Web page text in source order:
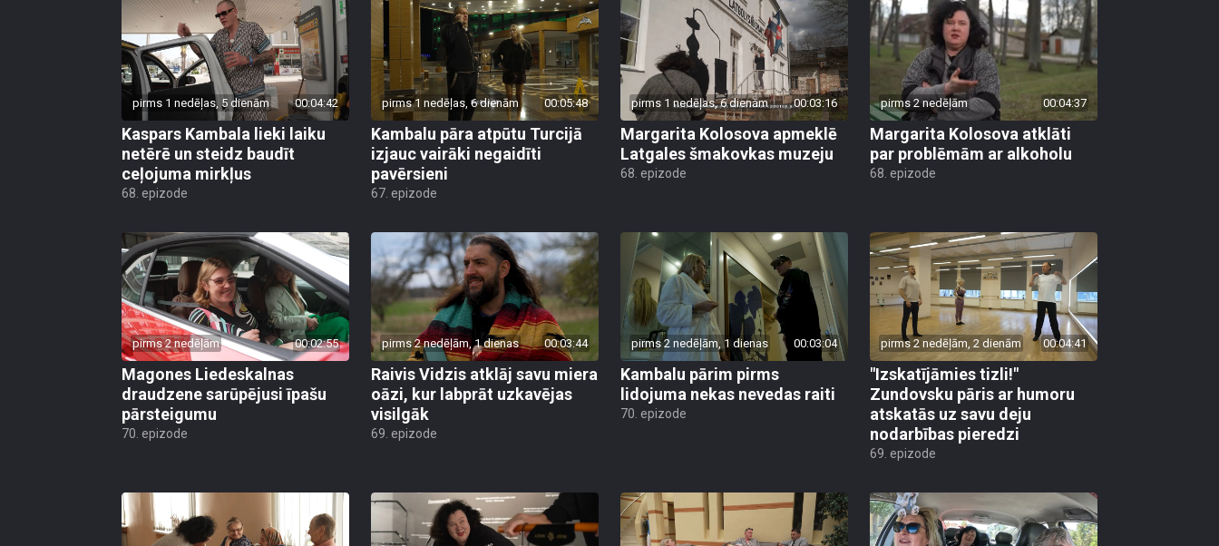
pirms 1 nedēļas, 5 dienām 00:04:42
Kaspars Kambala lieki laiku
netērē un steidz baudīt
ceļojuma mirkļus
68. epizode
pirms 1 nedēļas, 6 dienām 00:05:48
Kambalu pāra atpūtu Turcijā
izjauc vairāki negaidīti
pavērsieni
67. epizode
pirms 1 nedēļas, 6 dienām 00:03:16
Margarita Kolosova apmeklē
Latgales šmakovkas muzeju
68. epizode
pirms 2 nedēļām 00:04:37
Margarita Kolosova atklāti
par problēmām ar alkoholu
68. epizode
pirms 2 nedēļām 00:02:55
Magones Liedeskalnas
draudzene sarūpējusi īpašu
pārsteigumu
70. epizode
pirms 2 nedēļām, 1 dienas 00:03:44
Raivis Vidzis atklāj savu miera
oāzi, kur labprāt uzkavējas
visilgāk
69. epizode
pirms 2 nedēļām, 1 dienas 00:03:04
Kambalu pārim pirms
lidojuma nekas nevedas raiti
70. epizode
pirms 2 nedēļām, 2 dienām 00:04:41
"Izskatījāmies tizli!"
Zundovsku pāris ar humoru
atskatās uz savu deju
nodarbības pieredzi
69. epizode